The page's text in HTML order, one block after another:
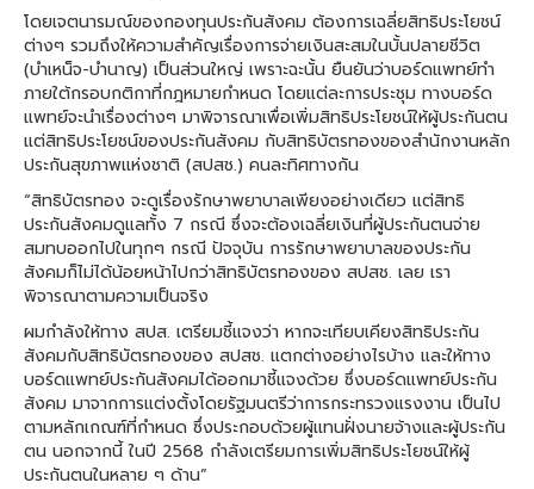
โดยเจตนารมณ์ของกองทุนประกันสังคม ต้องการเฉลี่ยสิทธิประโยชน์
ต่างๆ รวมถึงให้ความสำคัญเรื่องการจ่ายเงินสะสมในบั้นปลายชีวิต
(บำเหน็จ-บำนาญ) เป็นส่วนใหญ่ เพราะฉะนั้น ยืนยันว่าบอร์ดแพทย์ทำ
ภายใต้กรอบกติกาที่กฎหมายกำหนด โดยแต่ละการประชุม ทางบอร์ด
แพทย์จะนำเรื่องต่างๆ มาพิจารณาเพื่อเพิ่มสิทธิประโยชน์ให้ผู้ประกันตน
แต่สิทธิประโยชน์ของประกันสังคม กับสิทธิบัตรทองของสำนักงานหลัก
ประกันสุขภาพแห่งชาติ (สปสช.) คนละทิศทางกัน
“สิทธิบัตรทอง จะดูเรื่องรักษาพยาบาลเพียงอย่างเดียว แต่สิทธิ
ประกันสังคมดูแลทั้ง 7 กรณี ซึ่งจะต้องเฉลี่ยเงินที่ผู้ประกันตนจ่าย
สมทบออกไปในทุกๆ กรณี ปัจจุบัน การรักษาพยาบาลของประกัน
สังคมก็ไม่ได้น้อยหน้าไปกว่าสิทธิบัตรทองของ สปสช. เลย เรา
พิจารณาตามความเป็นจริง
ผมกำลังให้ทาง สปส. เตรียมชี้แจงว่า หากจะเทียบเคียงสิทธิประกัน
สังคมกับสิทธิบัตรทองของ สปสช. แตกต่างอย่างไรบ้าง และให้ทาง
บอร์ดแพทย์ประกันสังคมได้ออกมาชี้แจงด้วย ซึ่งบอร์ดแพทย์ประกัน
สังคม มาจากการแต่งตั้งโดยรัฐมนตรีว่าการกระทรวงแรงงาน เป็นไป
ตามหลักเกณฑ์ที่กำหนด ซึ่งประกอบด้วยผู้แทนฝั่งนายจ้างและผู้ประกัน
ตน นอกจากนี้ ในปี 2568 กำลังเตรียมการเพิ่มสิทธิประโยชน์ให้ผู้
ประกันตนในหลาย ๆ ด้าน”